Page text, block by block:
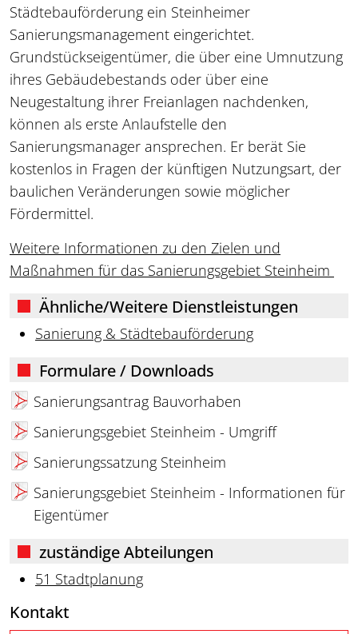
Städtebauförderung ein Steinheimer
Sanierungsmanagement eingerichtet.
Grundstückseigentümer, die über eine Umnutzung
ihres Gebäudebestands oder über eine
Neugestaltung ihrer Freianlagen nachdenken,
können als erste Anlaufstelle den
Sanierungsmanager ansprechen. Er berät Sie
kostenlos in Fragen der künftigen Nutzungsart, der
baulichen Veränderungen sowie möglicher
Fördermittel.
Weitere Informationen zu den Zielen und
Maßnahmen für das Sanierungsgebiet Steinheim
Ähnliche/Weitere Dienstleistungen
Sanierung & Städtebauförderung
Formulare / Downloads
Sanierungsantrag Bauvorhaben
Sanierungsgebiet Steinheim - Umgriff
Sanierungssatzung Steinheim
Sanierungsgebiet Steinheim - Informationen für
Eigentümer
zuständige Abteilungen
51 Stadtplanung
Kontakt